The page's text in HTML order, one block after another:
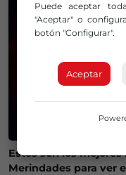
Estos son los
Merindades para ver
Puede aceptar
"Aceptar" o
botón "Configurar".
Aceptar